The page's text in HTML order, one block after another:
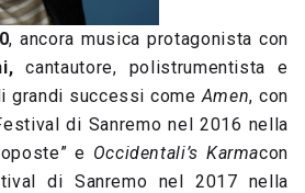
, ancora musica protagonista con
cantautore, polistrumentista e
grandi successi come Amen, con
di Sanremo nel 2016 nella
e Occidentali’s Karmacon
di Sanremo nel 2017 nella